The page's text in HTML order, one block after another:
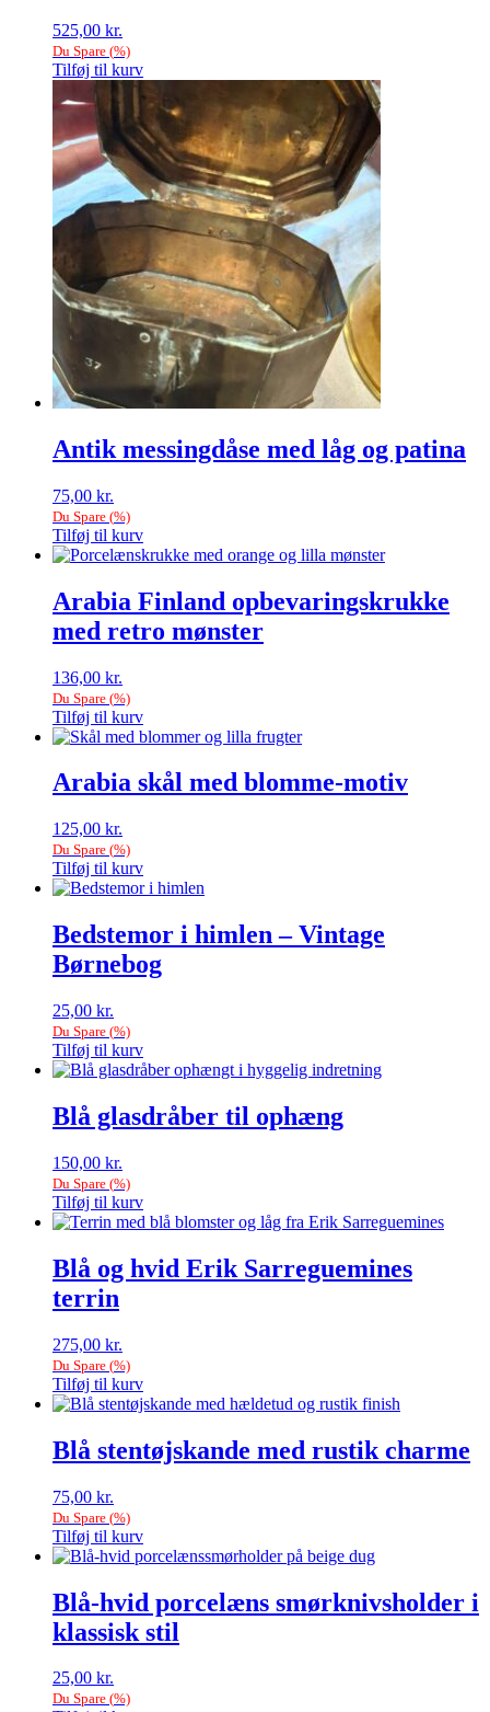
525,00 kr.
Du Spare (%)
Tilføj til kurv
Antik messingdåse med låg og patina
75,00 kr.
Du Spare (%)
Tilføj til kurv
Arabia Finland opbevaringskrukke
med retro mønster
136,00 kr.
Du Spare (%)
Tilføj til kurv
Arabia skål med blomme-motiv
125,00 kr.
Du Spare (%)
Tilføj til kurv
Bedstemor i himlen – Vintage
Børnebog
25,00 kr.
Du Spare (%)
Tilføj til kurv
Blå glasdråber til ophæng
150,00 kr.
Du Spare (%)
Tilføj til kurv
Blå og hvid Erik Sarreguemines
terrin
275,00 kr.
Du Spare (%)
Tilføj til kurv
Blå stentøjskande med rustik charme
75,00 kr.
Du Spare (%)
Tilføj til kurv
Blå-hvid porcelæns smørknivsholder i
klassisk stil
25,00 kr.
Du Spare (%)